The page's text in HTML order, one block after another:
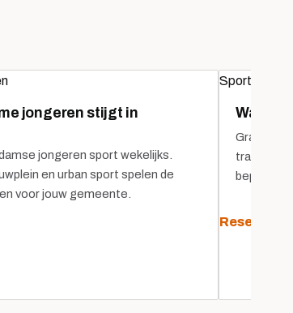
jongeren stijgt in
jongeren sport wekelijks.
en urban sport spelen de
voor jouw gemeente.
Gratis
trainers
beperkt
Reserveer